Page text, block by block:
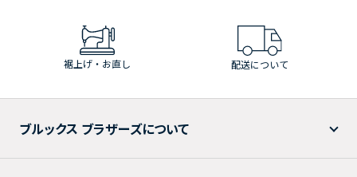
裾上げ・お直し 配送について
ブルックス ブラザーズについて